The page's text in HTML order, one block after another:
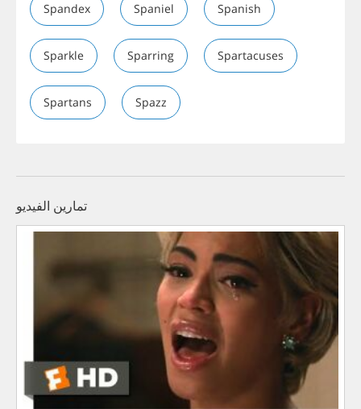
Spandex Spaniel Spanish
Sparkle Sparring Spartacuses
Spartans Spazz
تمارين الفيديو